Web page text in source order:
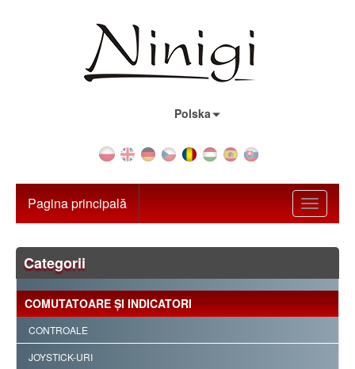
Polska
Toggle
Pagina principală
Categorii
COMUTATOARE ŞI INDICATORI
CONTROALE
JOYSTICK-URI